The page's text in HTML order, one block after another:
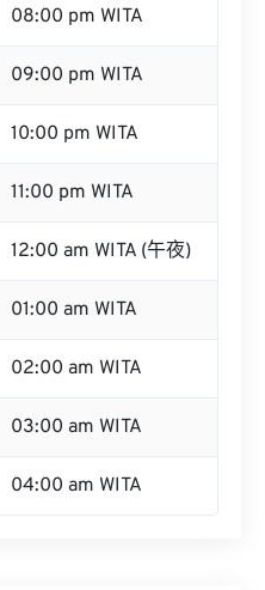
08:00 pm WITA
09:00 pm WITA
10:00 pm WITA
11:00 pm WITA
12:00 am WITA (午夜)
01:00 am WITA
02:00 am WITA
03:00 am WITA
04:00 am WITA